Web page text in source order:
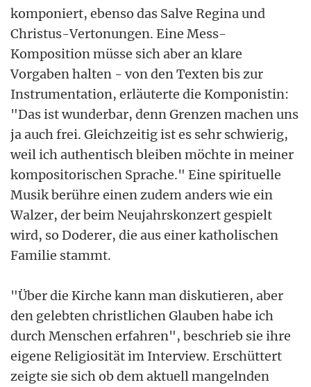
komponiert, ebenso das Salve Regina und
Christus-Vertonungen. Eine Mess-
Komposition müsse sich aber an klare
Vorgaben halten - von den Texten bis zur
Instrumentation, erläuterte die Komponistin:
"Das ist wunderbar, denn Grenzen machen uns
ja auch frei. Gleichzeitig ist es sehr schwierig,
weil ich authentisch bleiben möchte in meiner
kompositorischen Sprache." Eine spirituelle
Musik berühre einen zudem anders wie ein
Walzer, der beim Neujahrskonzert gespielt
wird, so Doderer, die aus einer katholischen
Familie stammt.
"Über die Kirche kann man diskutieren, aber
den gelebten christlichen Glauben habe ich
durch Menschen erfahren", beschrieb sie ihre
eigene Religiosität im Interview. Erschüttert
zeigte sie sich ob dem aktuell mangelnden